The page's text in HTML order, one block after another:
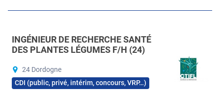
INGÉNIEUR DE RECHERCHE SANTÉ
DES PLANTES LÉGUMES F/H (24)
24 Dordogne
CDI (public, privé, intérim, concours, VRP…)